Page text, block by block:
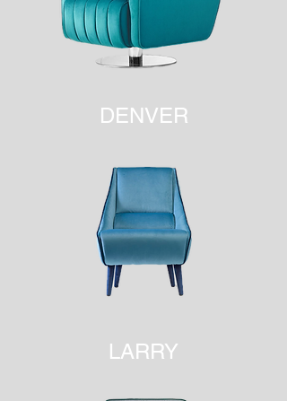
DENVER
LARRY